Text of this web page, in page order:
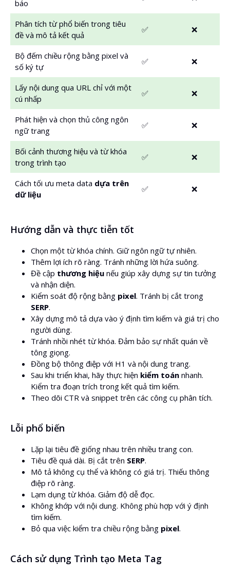
báo
Phân tích từ phổ biến trong tiêu
đề và mô tả kết quả
✅ ❌
Bộ đếm chiều rộng bằng pixel và
số ký tự
✅ ❌
Lấy nội dung qua URL chỉ với một
cú nhấp
✅ ❌
Phát hiện và chọn thủ công ngôn
ngữ trang
✅ ❌
Bối cảnh thương hiệu và từ khóa
trong trình tạo
✅ ❌
Cách tối ưu meta data dựa trên
dữ liệu
✅ ❌
Hướng dẫn và thực tiễn tốt
Chọn một từ khóa chính. Giữ ngôn ngữ tự nhiên.
Thêm lợi ích rõ ràng. Tránh những lời hứa suông.
Đề cập thương hiệu nếu giúp xây dựng sự tin tưởng
và nhận diện.
Kiểm soát độ rộng bằng pixel. Tránh bị cắt trong
SERP.
Xây dựng mô tả dựa vào ý định tìm kiếm và giá trị cho
người dùng.
Tránh nhồi nhét từ khóa. Đảm bảo sự nhất quán về
tông giọng.
Đồng bộ thông điệp với H1 và nội dung trang.
Sau khi triển khai, hãy thực hiện kiểm toán nhanh.
Kiểm tra đoạn trích trong kết quả tìm kiếm.
Theo dõi CTR và snippet trên các công cụ phân tích.
Lỗi phổ biến
Lặp lại tiêu đề giống nhau trên nhiều trang con.
Tiêu đề quá dài. Bị cắt trên SERP.
Mô tả không cụ thể và không có giá trị. Thiếu thông
điệp rõ ràng.
Lạm dụng từ khóa. Giảm độ dễ đọc.
Không khớp với nội dung. Không phù hợp với ý định
tìm kiếm.
Bỏ qua việc kiểm tra chiều rộng bằng pixel.
Cách sử dụng Trình tạo Meta Tag